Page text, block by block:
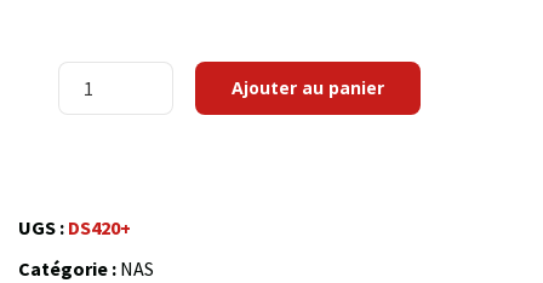
quantité
de
DS420+
Ajouter au panier
UGS : DS420+
Catégorie : NAS